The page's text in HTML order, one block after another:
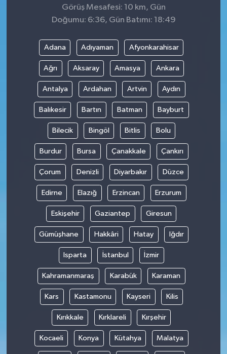
Görüş Mesafesi: 10 km, Gün
Doğumu: 6:36, Gün Batımı: 18:49
Adana Adıyaman Afyonkarahisar
Ağrı Aksaray Amasya Ankara
Antalya Ardahan Artvin Aydın
Balıkesir Bartın Batman Bayburt
Bilecik Bingöl Bitlis Bolu
Burdur Bursa Çanakkale Çankırı
Çorum Denizli Diyarbakır Düzce
Edirne Elazığ Erzincan Erzurum
Eskişehir Gaziantep Giresun
Gümüşhane Hakkâri Hatay Iğdır
Isparta İstanbul İzmir
Kahramanmaraş Karabük Karaman
Kars Kastamonu Kayseri Kilis
Kırıkkale Kırklareli Kırşehir
Kocaeli Konya Kütahya Malatya